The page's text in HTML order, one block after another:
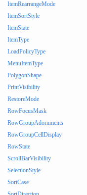
ItemRearrangeMode
ItemSortStyle
ItemState
ItemType
LoadPolicyType
MenuItemType
PolygonShape
PrintVisibility
RestoreMode
RowFocusMask
RowGroupAdornments
RowGroupCellDisplay
RowState
ScrollBarVisibility
SelectionStyle
SortCase